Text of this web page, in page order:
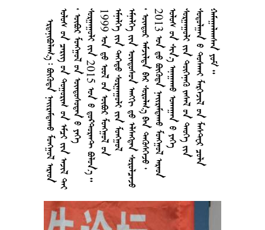
                 2015    1999                  2013                    